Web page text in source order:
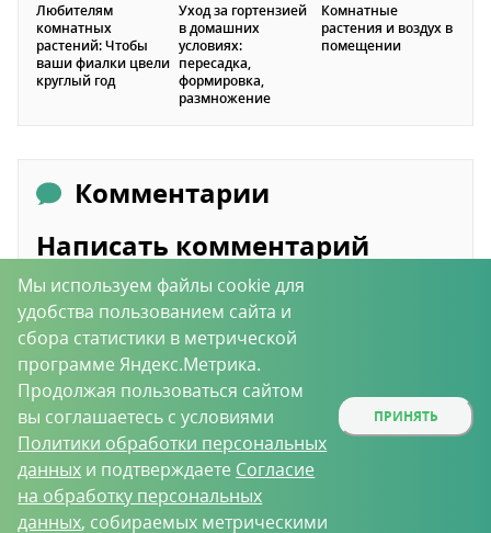
Любителям
комнатных
растений: Чтобы
ваши фиалки цвели
круглый год
Уход за гортензией
в домашних
условиях:
пересадка,
формировка,
размножение
Комнатные
растения и воздух в
помещении
Комментарии
Написать комментарий
Мы используем файлы cookie для
удобства пользованием сайта и
сбора статистики в метрической
программе Яндекс.Метрика.
Продолжая пользоваться сайтом
вы соглашаетесь с условиями
Политики обработки персональных
данных и подтверждаете Согласие
на обработку персональных
данных, собираемых метрическими
ПРИНЯТЬ